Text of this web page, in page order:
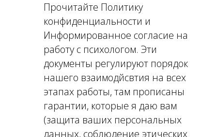
Прочитайте Политику
конфиденциальности и
Информированное согласие на
работу с психологом. Эти
документы регулируют порядок
нашего взаимодйсвтия на всех
этапах работы, там прописаны
гарантии, которые я даю вам
(защита ваших персональных
данных, соблюдение этических